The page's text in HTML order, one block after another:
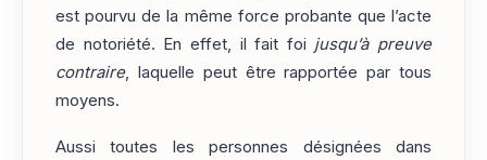
est pourvu de la même force probante que l’acte
de notoriété. En effet, il fait foi jusqu’à preuve
contraire, laquelle peut être rapportée par tous
moyens.
Aussi toutes les personnes désignées dans